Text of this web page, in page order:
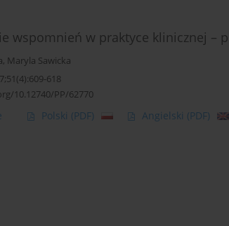
wspomnień w praktyce klinicznej –
, Maryla Sawicka
618
10.12740/PP/62770
Polski (PDF) Angielski (PDF)